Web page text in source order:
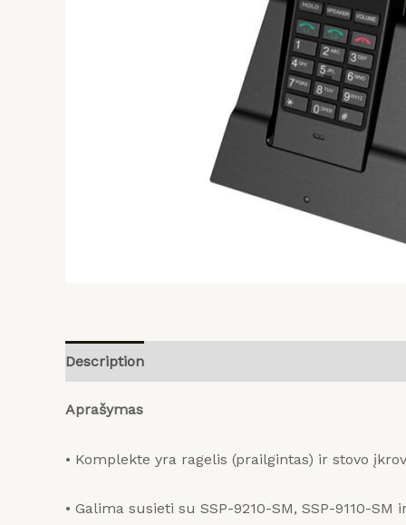
Description
Aprašymas
• Komplekte yra ragelis (prailgintas) ir stovo
• Galima susieti su SSP-9210-SM, SSP-9110-